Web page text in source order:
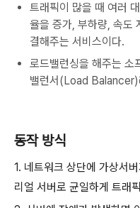
트래픽이 많을 때 여러
율을 증가, 부하량, 속도
결해주는 서비스이다.
로드밸런싱을 해주는 소
밸런서(Load Balancer)
동작 방식
1. 네트워크 상단에 가상서
리얼 서버로 균일하게 트래